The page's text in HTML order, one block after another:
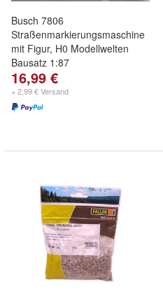
Busch 7806
Straßenmarkierungsmaschine
mit Figur, H0 Modellwelten
Bausatz 1:87
16,99 €
+ 2,99 € Versand